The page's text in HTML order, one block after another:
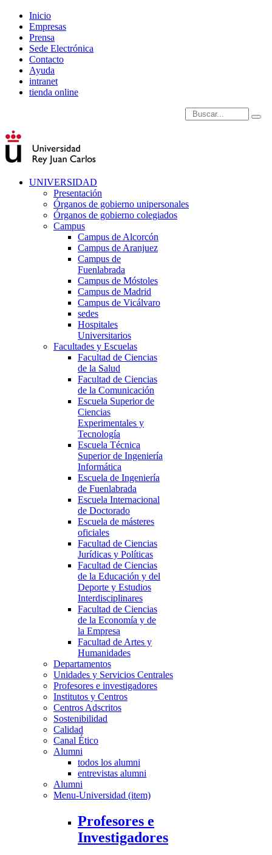
Inicio
Empresas
Prensa
Sede Electrónica
Contacto
Ayuda
intranet
tienda online
Introduce términos de
UNIVERSIDAD
Presentación
Órganos de gobierno unipersonales
Órganos de gobierno colegiados
Campus
Campus de Alcorcón
Campus de Aranjuez
Campus de
Fuenlabrada
Campus de Móstoles
Campus de Madrid
Campus de Vicálvaro
sedes
Hospitales
Universitarios
Facultades y Escuelas
Facultad de Ciencias
de la Salud
Facultad de Ciencias
de la Comunicación
Escuela Superior de
Ciencias
Experimentales y
Tecnología
Escuela Técnica
Superior de Ingeniería
Informática
Escuela de Ingeniería
de Fuenlabrada
Escuela Internacional
de Doctorado
Escuela de másteres
oficiales
Facultad de Ciencias
Jurídicas y Políticas
Facultad de Ciencias
de la Educación y del
Deporte y Estudios
Interdisciplinares
Facultad de Ciencias
de la Economía y de
la Empresa
Facultad de Artes y
Humanidades
Departamentos
Unidades y Servicios Centrales
Profesores e investigadores
Institutos y Centros
Centros Adscritos
Sostenibilidad
Calidad
Canal Ético
Alumni
todos los alumni
entrevistas alumni
Alumni
Menu-Universidad (item)
Profesores e
Investigadores